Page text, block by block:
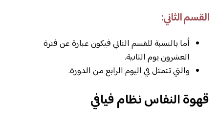
القسم الثاني:
أما بالنسبة للقسم الثاني فيكون عبارة عن فترة
العشرون يوم الثانية.
والتي تتمثل في اليوم الرابع من الدورة.
قهوة النفاس نظام فيافي